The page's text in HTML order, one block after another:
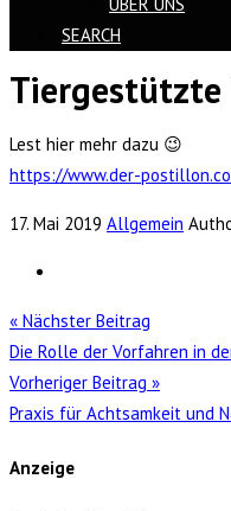
SEARCH
Skip
content
Tiergestützte
Lest hier mehr dazu 😉
https://www.der-
17. Mai 2019 Allgemein
« Nächster Beitrag
Die Rolle der Vorfahren in
Vorheriger Beitrag »
Praxis für Achtsamkeit und
Anzeige